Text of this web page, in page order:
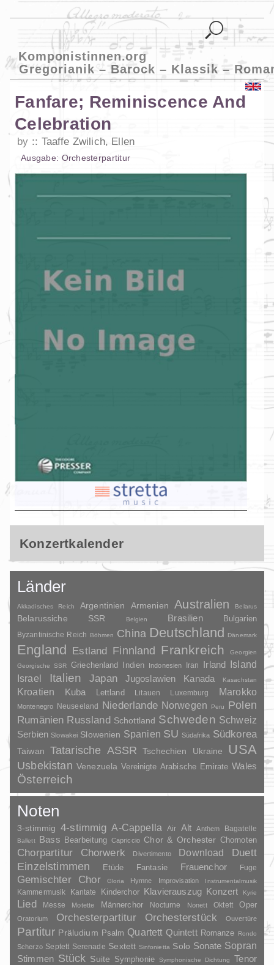
Komponistinnen.org
Gregorianik – Barock – Klassik –
Fanfare; Reminiscence And
Celebration
by Taaffe Zwilich, Ellen
Ausgabe: Orchesterpartitur
Konzertkalender
Länder
Akkadisches Reich Argentinien Armenien Australien Belarus
Belarussiche SSR Belgien Brasilien Bulgarien
Byzantinische Reich Böhmen China Deutschland Dänemark
England Estland Finnland Frankreich
Georgien
Georgische SSR
Griechenland Indien Indonesien Iran Irland
Island
Israel
Italien Japan Jugoslawien Kanada Kasachstan
Kroatien Kuba Lettland Litauen Luxemburg Marokko
Montenegro Neuseeland Niederlande Norwegen Peru
Polen
Rumänien Russland Schottland Schweden Schweiz
Serbien Slowakei Slowenien Spanien SU Südafrika Südkorea
Taiwan Tatarische ASSR Tschechien Ukraine USA
Usbekistan Venezuela Vereinigte Arabische Emirate Wales
Österreich
Noten
3-stimmig 4-stimmig A-Cappella Air Alt Anthem Bagatelle
Ballett Bass Bearbeitung Capriccio Chor & Orchester Chornoten
Chorpartitur Chorwerk Divertimento Download
Duett
Einzelstimmen
Etüde Fantasie Frauenchor Fuge
Gemischter Chor Gloria Hymne Improvisation Instrumentalmusik
Kammermusik Kantate Kinderchor Klavierauszug Konzert Kyrie
Lied Messe Motette Männerchor Nocturne Nonett Oktett Oper
Oratorium Orchesterpartitur Orchesterstück Ouvertüre
Partitur Präludium Psalm Quartett Quintett Romanze Rondo
Scherzo Septett Serenade Sextett Sinfonietta Solo Sonate Sopran
Stimmen Stück Suite Symphonie Symphonische Dichtung Tenor